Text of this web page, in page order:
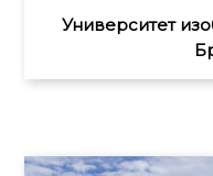
Университет